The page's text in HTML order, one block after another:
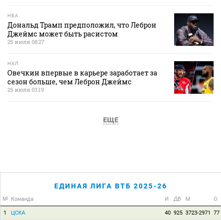
НБА
Дональд Трамп предположил, что Леброн
Джеймс может быть расистом
25 июля 08:27
НХЛ
Овечкин впервые в карьере заработает за
сезон больше, чем Леброн Джеймс
25 июля 03:19
ЕЩЕ
ЕДИНАЯ ЛИГА ВТБ 2025-26
№ Команда И ДВ М О
1 ЦСКА 40 925 3723-2971 77